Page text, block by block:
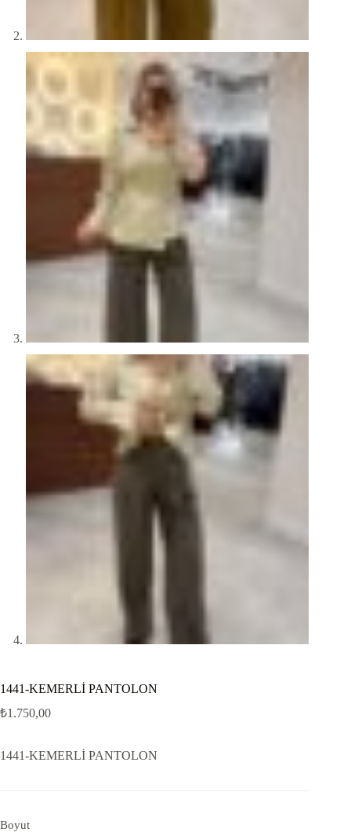
1441-KEMERLİ PANTOLON
₺1.750,00
1441-KEMERLİ PANTOLON
Boyut